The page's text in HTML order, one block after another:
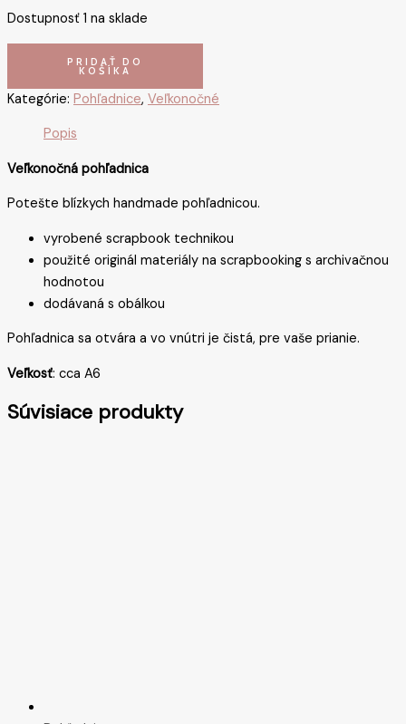
Dostupnosť 1 na sklade
PRIDAŤ DO
KOŠÍKA
Kategórie: Pohľadnice, Veľkonočné
Popis
Veľkonočná pohľadnica
Potešte blízkych handmade pohľadnicou.
vyrobené scrapbook technikou
použité originál materiály na scrapbooking s archivačnou
hodnotou
dodávaná s obálkou
Pohľadnica sa otvára a vo vnútri je čistá, pre vaše prianie.
Veľkosť: cca A6
Súvisiace produkty